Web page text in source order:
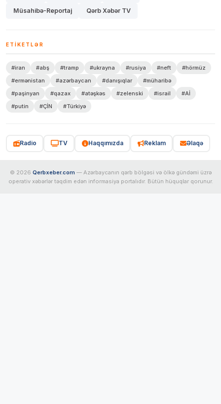
Müsahibə-Reportaj Qərb Xəbər TV
ETIKETLƏR
#iran #abş #tramp #ukrayna #rusiya #neft
#hörmüz
#ermənistan
#azərbaycan #danışıqlar
#müharibə
#paşinyan
#qazax #atəşkəs #zelenski #israil
#Aİ
#putin
#ÇİN #Türkiyə
Radio TV Haqqımızda Reklam Əlaqə
© 2026 Qerbxeber.com — Azərbaycanın qərb bölgəsi və ölkə gündəmi üzrə
operativ xəbərlər təqdim edən informasiya portalıdır. Bütün hüquqlar qorunur.